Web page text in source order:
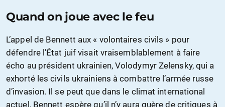
Quand on joue avec le feu
L’appel de Bennett aux « volontaires civils » pour
défendre l’État juif visait vraisemblablement à faire
écho au président ukrainien, Volodymyr Zelensky, qui a
exhorté les civils ukrainiens à combattre l’armée russe
d’invasion. Il se peut que dans le climat international
actuel, Bennett espère qu’il n’y aura guère de critiques à